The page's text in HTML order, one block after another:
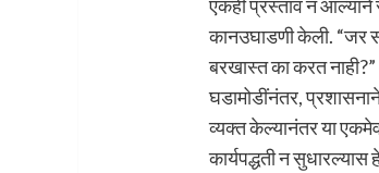
एकही प्रस्ताव न आल्याने
कानउघाडणी केली. “जर
बरखास्त का करत
घडामोडींनंतर,
व्यक्त केल्यानंतर या
कार्यपद्धती न